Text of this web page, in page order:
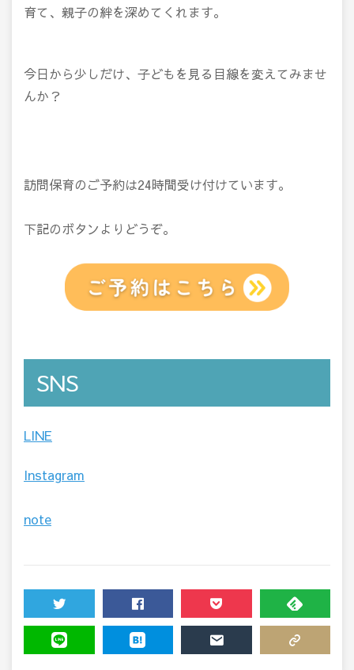
育て、親子の絆を深めてくれます。
今日から少しだけ、子どもを見る目線を変えてみませ
んか？
訪問保育のご予約は24時間受け付けています。
下記のボタンよりどうぞ。
SNS
LINE
Instagram
note
TWEET SHARE POCKET FEEDLY